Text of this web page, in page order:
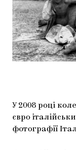
У 2008 році
євро
фотографії